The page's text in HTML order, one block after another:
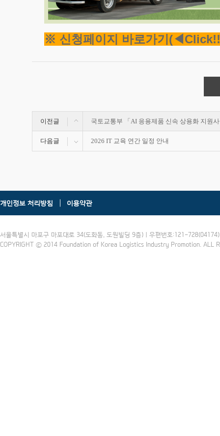
※ 신청페이지 바로가기
이전글 국토교통부 「AI 응용제품 신속 상용화 지원
다음글 2026 IT 교육 연간 일정 안내
개인정보 처리방침 이용약관
서울특별시 마포구 마포대로 34(도화동, 도원빌딩 9층) | 우편번호:121-
COPYRIGHT ⓒ 2014 Foundation of Korea Logistics Industry Promotion. ALL